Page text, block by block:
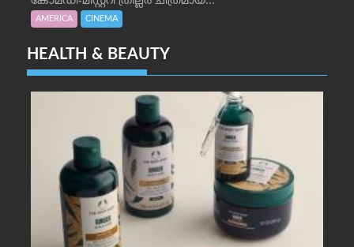
AMERICA CINEMA
HEALTH & BEAUTY